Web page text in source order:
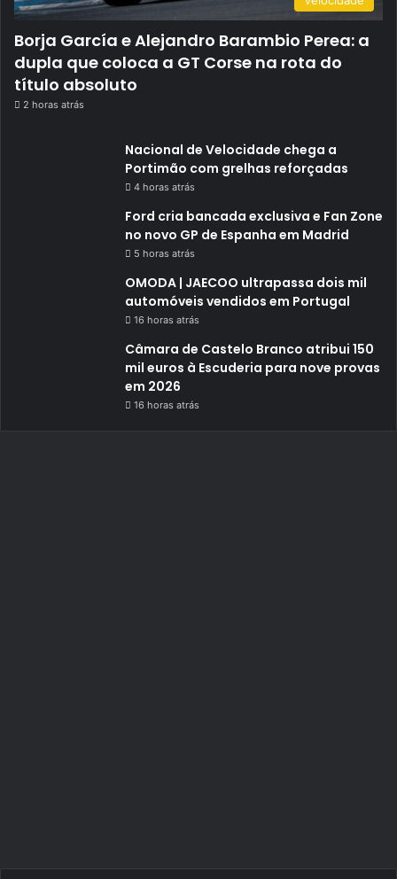
Borja García e Alejandro Barambio Perea: a
dupla que coloca a GT Corse na rota do
título absoluto
2 horas atrás
Nacional de Velocidade chega a
Portimão com grelhas reforçadas
4 horas atrás
Ford cria bancada exclusiva e Fan Zone
no novo GP de Espanha em Madrid
5 horas atrás
OMODA | JAECOO ultrapassa dois mil
automóveis vendidos em Portugal
16 horas atrás
Câmara de Castelo Branco atribui 150
mil euros à Escuderia para nove provas
em 2026
16 horas atrás